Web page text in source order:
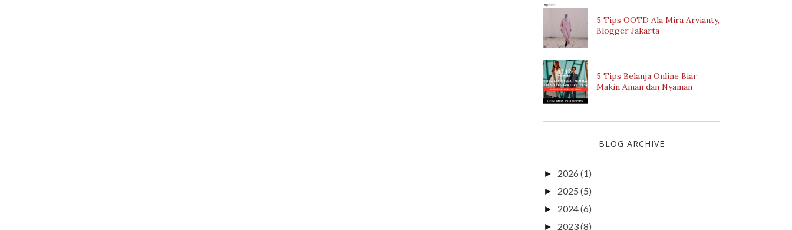
5 Tips OOTD Ala Mira Arvianty,
Blogger Jakarta
5 Tips Belanja Online Biar
Makin Aman dan Nyaman
BLOG ARCHIVE
► 2026 (1)
► 2025 (5)
► 2024(6)
► 2023(8)